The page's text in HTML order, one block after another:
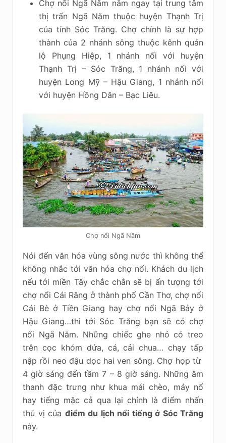
Chợ nổi Ngã Năm nằm ngay tại trung tâm
thị trấn Ngã Năm thuộc huyện Thạnh Trị
của tỉnh Sóc Trăng. Chợ chính là sự hợp
thành của 2 nhánh sông thuộc kênh quản
lộ Phụng Hiệp, 1 nhánh nối với huyện
Thạnh Trị – Sóc Trăng, 1 nhánh nối với
huyện Long Mỹ – Hậu Giang, 1 nhánh nối
với huyện Hồng Dân – Bạc Liêu.
Chợ nổi Ngã Năm
Nói đến văn hóa vùng sông nước thì không thể
không nhắc tới văn hóa chợ nổi. Khách du lịch
nếu tới miền Tây chắc chắn sẽ bị ấn tượng tới
chợ nổi Cái Răng ở thành phố Cần Thơ, chợ nổi
Cái Bè ở Tiền Giang hay chợ nổi Ngã Bảy ở
Hậu Giang…thì tới Sóc Trăng bạn sẽ có chợ
nổi Ngã Năm. Những chiếc ghe nhỏ có treo
trên cọc khóm dứa, cá, cải chua… chạy tấp
nập rồi neo đậu dọc hai ven sông. Chợ họp từ
4 giờ sáng đến tầm 7 – 8 giờ sáng. Những âm
thanh đặc trưng như khua mái chèo, máy nổ
hay tiếng mặc cả qua lại chính là điểm nhấn
thú vị của điểm du lịch nổi tiếng ở Sóc Trăng
này.